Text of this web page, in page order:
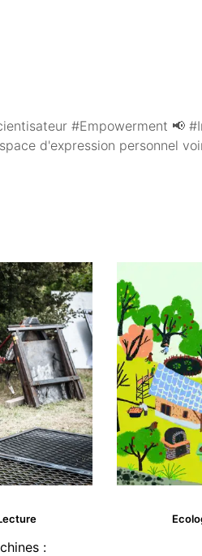
#Empowerment 📢
d'expression personnel
: